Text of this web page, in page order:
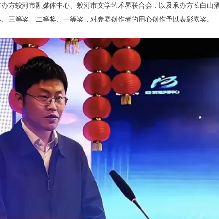
方蛟河市融媒体中心、蛟河市文学艺术界联合会，以及承办方长白山
三等奖、二等奖、一等奖，对参赛创作者的用心创作予以表彰嘉奖。